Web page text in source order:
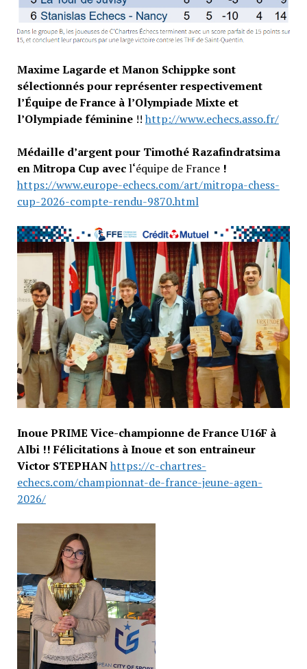
Maxime Lagarde et Manon Schippke sont
sélectionnés pour représenterrespectivement
l’Équipe de France à l’Olympiade Mixte et
l’Olympiade féminine!! http://www.echecs.asso.fr/
Médaille d’argent pour Timothé Razafindratsima
en Mitropa Cup avecl‘équipe de France !
https://www.europe-echecs.com/art/mitropa-chess-
cup-2026-compte-rendu-9870.html
Inoue PRIME Vice-championne de France U16F à
Albi !! Félicitations à Inoue et son entraineur
Victor STEPHANhttps://c-chartres-
echecs.com/championnat-de-france-jeune-agen-
2026/